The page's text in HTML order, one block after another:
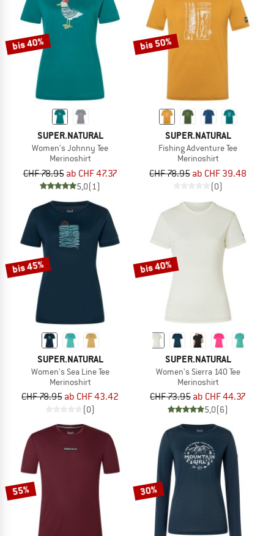
bis 40%
SUPER.NATURAL
Women's Johnny Tee
Merinoshirt
CHF 78.95 ab CHF 47.37
5,0(1)
bis 50%
SUPER.NATURAL
Fishing Adventure Tee
Merinoshirt
CHF 78.95 ab CHF 39.48
(0)
bis 45%
SUPER.NATURAL
Women's Sea Line Tee
Merinoshirt
CHF 78.95 ab CHF 43.42
(0)
bis 40%
SUPER.NATURAL
Women's Sierra 140 Tee
Merinoshirt
CHF 73.95 ab CHF 44.37
5,0(6)
55% 30%